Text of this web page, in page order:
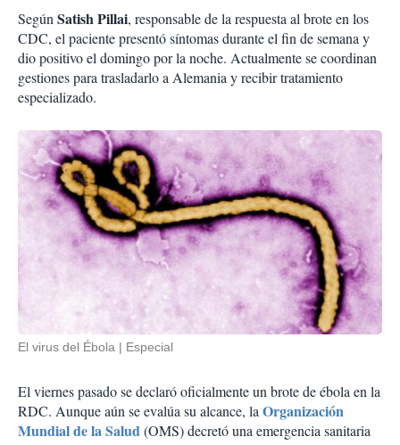
SegúnSatish Pillai, responsable de la respuesta al brote en los
CDC, el paciente presentó síntomas durante el fin de semana y
dio positivo el domingo por la noche. Actualmente se coordinan
gestiones para trasladarlo a Alemania y recibir tratamiento
especializado.
El virus del Ébola Especial
El viernes pasado se declaró oficialmente un brote de ébola en la
RDC. Aunque aún se evalúa su alcance, laOrganización
Mundial de la Salud(OMS) decretó una emergencia sanitaria